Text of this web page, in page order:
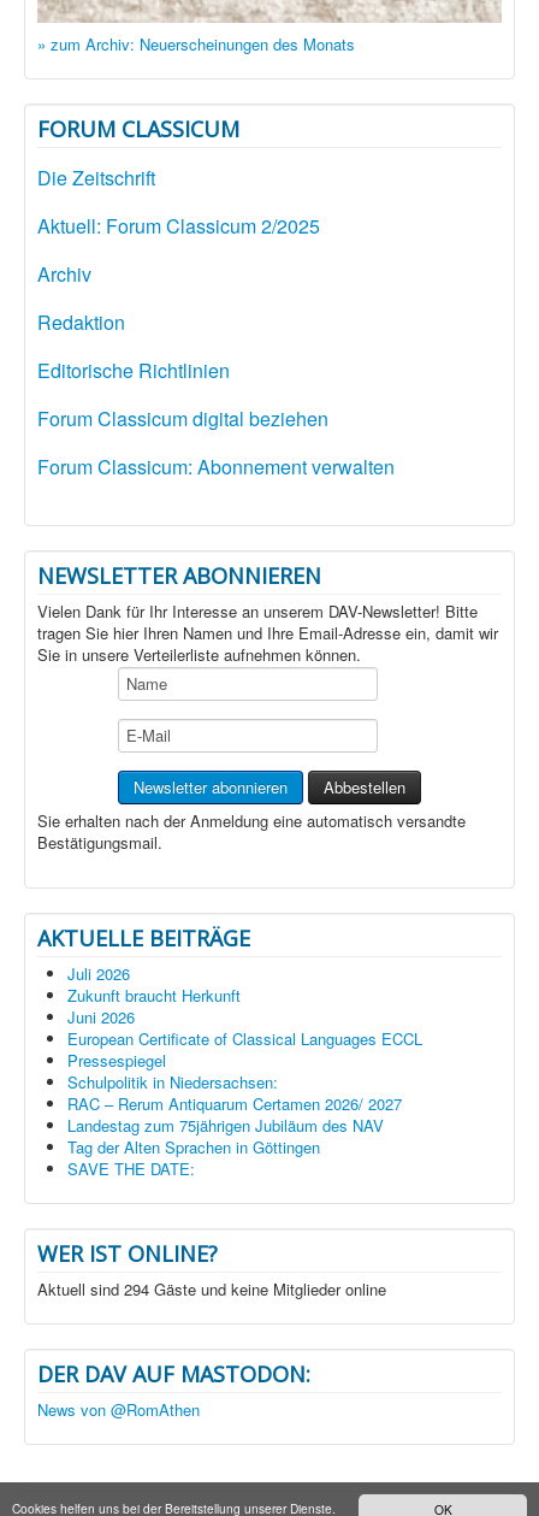
OK
Cookies helfen uns bei der Bereitstellung unserer Dienste.
» zum Archiv: Neuerscheinungen des Monats
FORUM CLASSICUM
Die Zeitschrift
Aktuell: Forum Classicum 2/2025
Archiv
Redaktion
Editorische Richtlinien
Forum Classicum digital beziehen
Forum Classicum: Abonnement verwalten
NEWSLETTER ABONNIEREN
Vielen Dank für Ihr Interesse an unserem DAV-Newsletter! Bitte
tragen Sie hier Ihren Namen und Ihre Email-Adresse ein, damit wir
Sie in unsere Verteilerliste aufnehmen können.
Sie erhalten nach der Anmeldung eine automatisch versandte
Bestätigungsmail.
AKTUELLE BEITRÄGE
Juli 2026
Zukunft braucht Herkunft
Juni 2026
European Certificate of Classical Languages ECCL
Pressespiegel
Schulpolitik in Niedersachsen:
RAC – Rerum Antiquarum Certamen 2026/ 2027
Landestag zum 75jährigen Jubiläum des NAV
Tag der Alten Sprachen in Göttingen
SAVE THE DATE:
WER IST ONLINE?
Aktuell sind 294 Gäste und keine Mitglieder online
DER DAV AUF MASTODON:
News von @RomAthen